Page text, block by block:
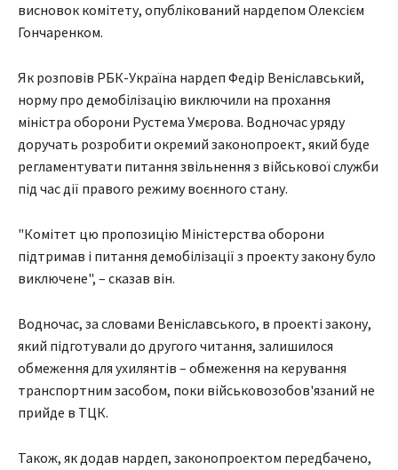
висновок комітету, опублікований нардепом Олексієм
Гончаренком.
Як розповів РБК-Україна нардеп Федір Веніславський,
норму про демобілізацію виключили на прохання
міністра оборони Рустема Умєрова. Водночас уряду
доручать розробити окремий законопроект, який буде
регламентувати питання звільнення з військової служби
під час дії правого режиму воєнного стану.
"Комітет цю пропозицію Міністерства оборони
підтримав і питання демобілізації з проекту закону було
виключене", – сказав він.
Водночас, за словами Веніславського, в проекті закону,
який підготували до другого читання, залишилося
обмеження для ухилянтів – обмеження на керування
транспортним засобом, поки військовозобов'язаний не
прийде в ТЦК.
Також, як додав нардеп, законопроектом передбачено,